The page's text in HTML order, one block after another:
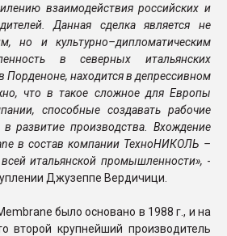
взаимодействия российских и
Данная сделка является не
но и культурно–дипломатическим
в северных итальянских
Порденоне, находится в депрессивном
что в такое сложное для Европы
способные создавать рабочие
в развитие производства. Вхождение
в состав компании ТехноНИКОЛЬ –
итальянской промышленности», -
Джузеппе Вердичици.
было основано в 1988 г., и на
второй крупнейший производитель